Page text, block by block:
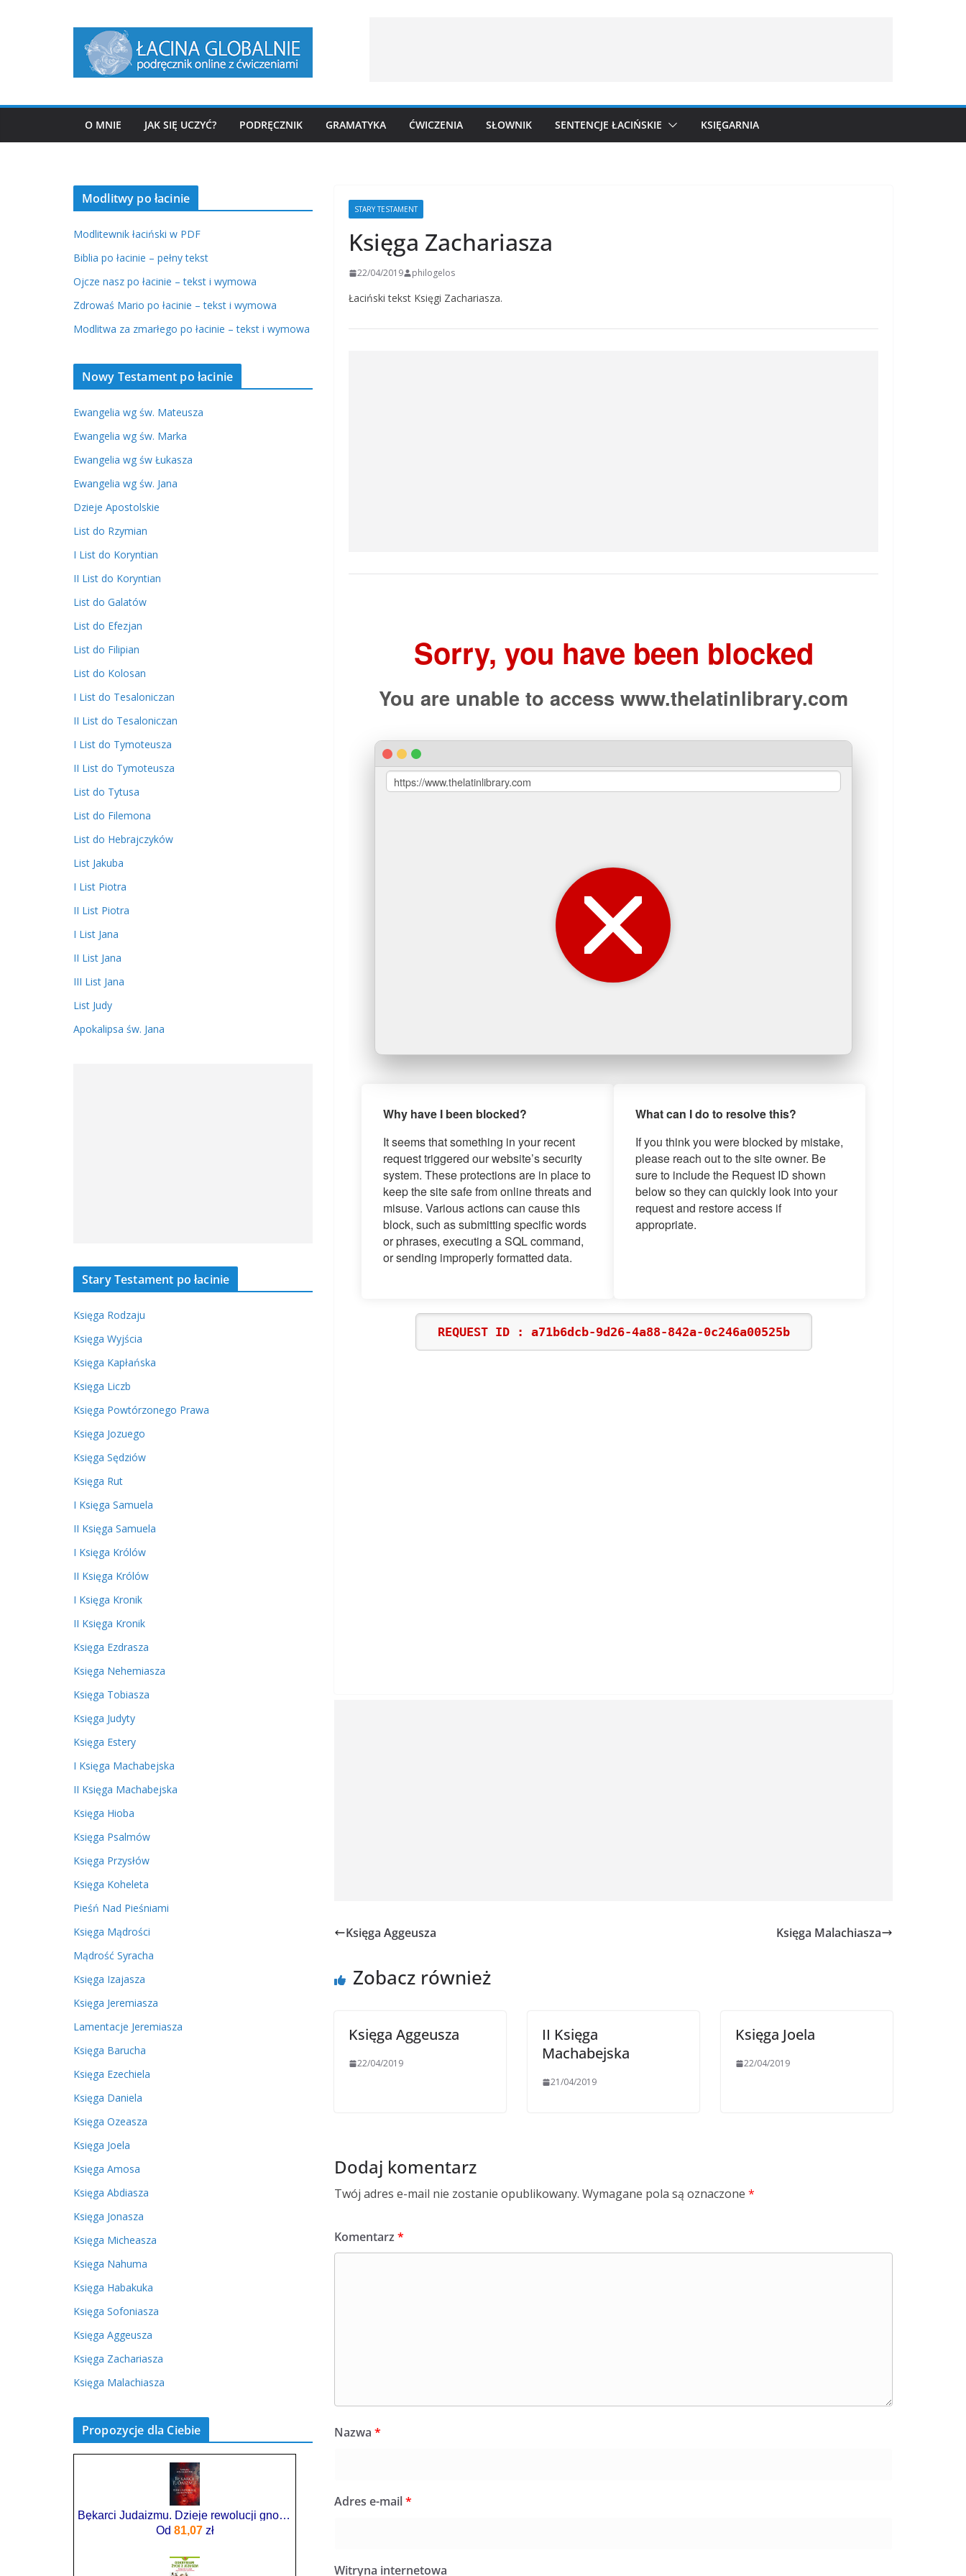
O MNIE JAK SIĘ UCZYĆ? PODRĘCZNIK GRAMATYKA ĆWICZENIA SŁOWNIK SENTENCJE ŁACIŃSKIE KSIĘGARNIA
STARY TESTAMENT
Księga Zachariasza
22/04/2019 philogelos
Łaciński tekst Księgi Zachariasza.
Księga Aggeusza Księga Malachiasza
Zobacz również
Księga Aggeusza
22/04/2019
II Księga
Machabejska
21/04/2019
Księga Joela
22/04/2019
Dodaj komentarz
Twój adres e-mail nie zostanie opublikowany. Wymagane pola są oznaczone *
Komentarz *
Nazwa *
Adres e-mail*
Witryna internetowa
Modlitwy po łacinie
Modlitewnik łaciński w PDF
Biblia po łacinie – pełny tekst
Ojcze nasz po łacinie – tekst i wymowa
Zdrowaś Mario po łacinie – tekst i wymowa
Modlitwa za zmarłego po łacinie – tekst i wymowa
Nowy Testament po łacinie
Ewangelia wg św. Mateusza
Ewangelia wg św. Marka
Ewangelia wg św Łukasza
Ewangelia wg św. Jana
Dzieje Apostolskie
List do Rzymian
I List do Koryntian
II List do Koryntian
List do Galatów
List do Efezjan
List do Filipian
List do Kolosan
I List do Tesaloniczan
II List do Tesaloniczan
I List do Tymoteusza
II List do Tymoteusza
List do Tytusa
List do Filemona
List do Hebrajczyków
List Jakuba
I List Piotra
II List Piotra
I List Jana
II List Jana
III List Jana
List Judy
Apokalipsa św. Jana
Stary Testament po łacinie
Księga Rodzaju
Księga Wyjścia
Księga Kapłańska
Księga Liczb
Księga Powtórzonego Prawa
Księga Jozuego
Księga Sędziów
Księga Rut
I Księga Samuela
II Księga Samuela
I Księga Królów
II Księga Królów
I Księga Kronik
II Księga Kronik
Księga Ezdrasza
Księga Nehemiasza
Księga Tobiasza
Księga Judyty
Księga Estery
I Księga Machabejska
II Księga Machabejska
Księga Hioba
Księga Psalmów
Księga Przysłów
Księga Koheleta
Pieśń Nad Pieśniami
Księga Mądrości
Mądrość Syracha
Księga Izajasza
Księga Jeremiasza
Lamentacje Jeremiasza
Księga Barucha
Księga Ezechiela
Księga Daniela
Księga Ozeasza
Księga Joela
Księga Amosa
Księga Abdiasza
Księga Jonasza
Księga Micheasza
Księga Nahuma
Księga Habakuka
Księga Sofoniasza
Księga Aggeusza
Księga Zachariasza
Księga Malachiasza
Propozycje dla Ciebie
Bękarci Judaizmu. Dzieje rewolucji gnostyckiej T.1 - Barbara Stanisławczyk
Od 81,07zł